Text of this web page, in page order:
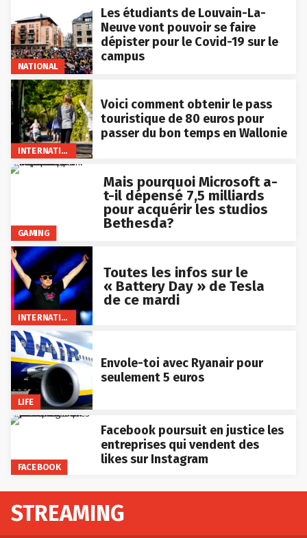
NATIONAL
Les étudiants de Louvain-La-
Neuve vont pouvoir se faire
dépister pour le Covid-19 sur le
campus
INTERNATIONAL
Voici comment obtenir le pass
touristique de 80 euros pour
passer du bon temps en Wallonie
GAMING
Mais pourquoi Microsoft a-
t-il dépensé 7,5 milliards
pour acquérir les studios
Bethesda?
INTERNATIONAL
Toutes les infos sur le
« Battery Day » de Tesla
de ce mardi
LIFE
Envole-toi avec Ryanair pour
seulement 5 euros
FACEBOOK
Facebook poursuit en justice les
entreprises qui vendent des
likes sur Instagram
STREAMING